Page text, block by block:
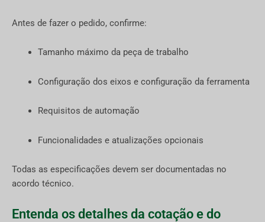
Antes de fazer o pedido, confirme:
Tamanho máximo da peça de trabalho
Configuração dos eixos e configuração da ferramenta
Requisitos de automação
Funcionalidades e atualizações opcionais
Todas as especificações devem ser documentadas no
acordo técnico.
Entenda os detalhes da cotação e do